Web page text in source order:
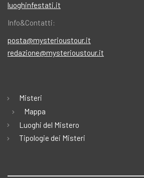
luoghinfestati.it
Info&Contatti:
posta@mysterioustour.it
redazione@mysterioustour.it
Misteri
Mappa
Luoghi del Mistero
Tipologie dei Misteri